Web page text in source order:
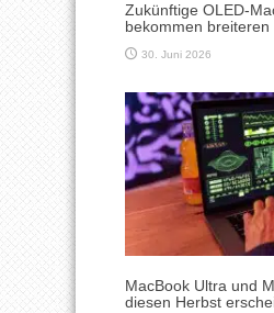
Zukünftige OLED-
bekommen breiteren
30. Juni 2026
MacBook Ultra und
diesen Herbst